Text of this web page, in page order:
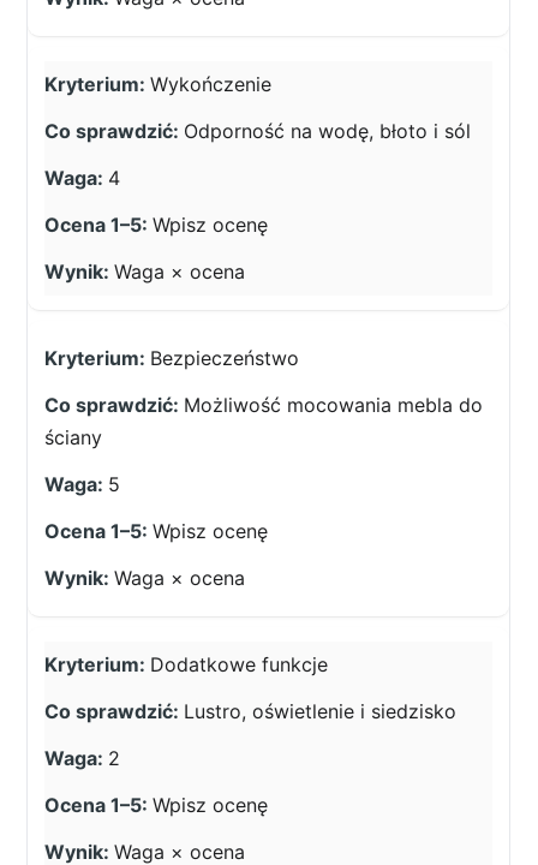
Wykończenie
Odporność na wodę, błoto i sól
4
Wpisz ocenę
Waga × ocena
Bezpieczeństwo
Możliwość mocowania mebla do
ściany
5
Wpisz ocenę
Waga × ocena
Dodatkowe funkcje
Lustro, oświetlenie i siedzisko
2
Wpisz ocenę
Waga × ocena